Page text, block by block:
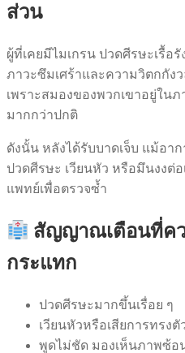
ส่วน
ผู้ที่เคยมีไมเกรน ปวดศีรษะเรื้
ภาวะซึมเศร้าและความวิตกกัง
เพราะสมองของพวกเขาอยู่ในภ
มากกว่าปกติ
ดังนั้น หลังได้รับบาดเจ็บ แม้อา
ปวดศีรษะ เวียนหัว หรือมึนงงต่
แพทย์เพื่อตรวจซ้ำ
สัญญาณเตือนที่คว
กระแทก
ปวดศีรษะมากขึ้นเรื่อย ๆ
เวียนหัวหรือเสียการทรงตั
พูดไม่ชัด มองเห็นภาพซ้อ